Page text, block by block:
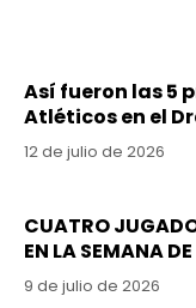
Así fueron las 5
Atléticos en el
12 de julio de 2026
CUATRO
EN LA SEMANA
9 de julio de 2026